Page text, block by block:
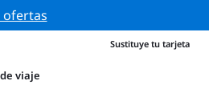
ofertas
Sustituye tu tarjeta
viaje